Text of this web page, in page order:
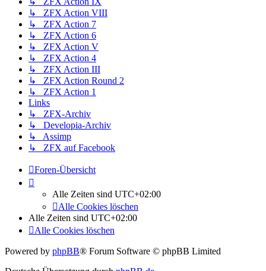
↳ ZFX Action VIII
↳ ZFX Action 7
↳ ZFX Action 6
↳ ZFX Action V
↳ ZFX Action 4
↳ ZFX Action III
↳ ZFX Action Round 2
↳ ZFX Action 1
Links
↳ ZFX-Archiv
↳ Developia-Archiv
↳ Assimp
↳ ZFX auf Facebook
Foren-Übersicht
Alle Zeiten sind UTC+02:00
Alle Cookies löschen
Alle Zeiten sind UTC+02:00
Alle Cookies löschen
Powered by phpBB® Forum Software © phpBB Limited